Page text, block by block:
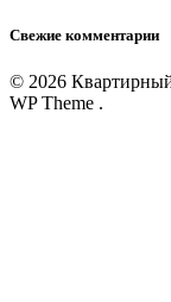
Свежие комментарии
© 2026
WP Theme .